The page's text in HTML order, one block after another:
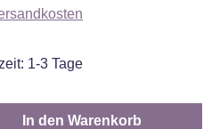
1-3 Tage
den gewünschten
In den Warenkorb